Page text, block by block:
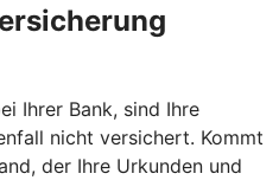
Ihrer Bank, sind Ihre
nicht versichert. Kommt
der Ihre Urkunden und